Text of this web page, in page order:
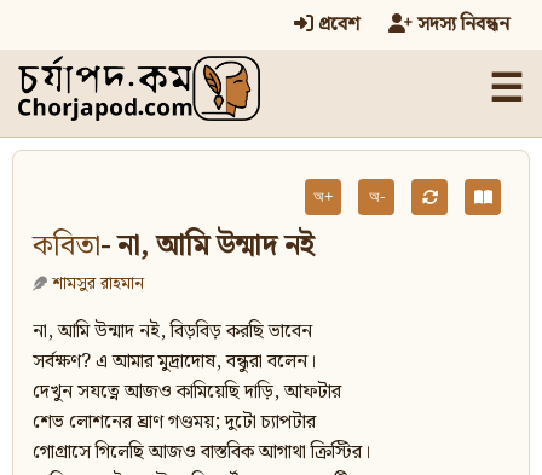
প্রবেশ সদস্য নিবন্ধন
☰
অ+ অ-
কবিতা- না, আমি উন্মাদ নই
শামসুর রাহমান
না, আমি উন্মাদ নই, বিড়বিড় করছি ভাবেন
সর্বক্ষণ? এ আমার মুদ্রাদোষ, বন্ধুরা বলেন।
দেখুন সযত্নে আজও কামিয়েছি দাড়ি, আফটার
শেভ লোশনের ঘ্রাণ গণ্ডময়; দুটো চ্যাপটার
গোগ্রাসে গিলেছি আজও বাস্তবিক আগাথা ক্রিস্টির।